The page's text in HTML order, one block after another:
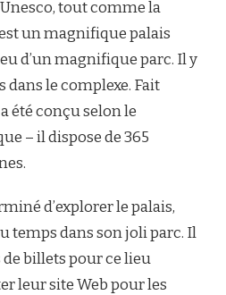
tout comme la
un magnifique palais
d’un magnifique parc. Il y
dans le complexe. Fait
été conçu selon le
– il dispose de 365
d’explorer le palais,
temps dans son joli parc. Il
billets pour ce lieu
leur site Web pour les